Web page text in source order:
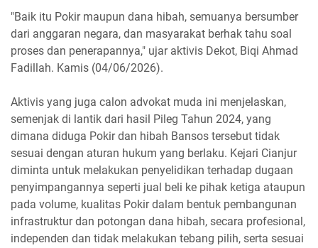
"Baik itu Pokir maupun dana hibah, semuanya bersumber
dari anggaran negara, dan masyarakat berhak tahu soal
proses dan penerapannya," ujar aktivis Dekot, Biqi Ahmad
Fadillah. Kamis (04/06/2026).
Aktivis yang juga calon advokat muda ini menjelaskan,
semenjak di lantik dari hasil Pileg Tahun 2024, yang
dimana diduga Pokir dan hibah Bansos tersebut tidak
sesuai dengan aturan hukum yang berlaku. Kejari Cianjur
diminta untuk melakukan penyelidikan terhadap dugaan
penyimpangannya seperti jual beli ke pihak ketiga ataupun
pada volume, kualitas Pokir dalam bentuk pembangunan
infrastruktur dan potongan dana hibah, secara profesional,
independen dan tidak melakukan tebang pilih, serta sesuai